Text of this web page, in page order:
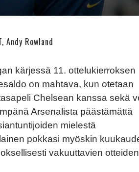
Andy Rowland
kärjessä 11. ottelukierroksen
on mahtava, kun otetaan
Chelsean kanssa sekä
Arsenalista päästämättä
mielestä
pokkasi myöskin
vakuuttavien otteiden